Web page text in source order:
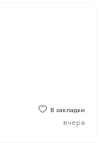
В закладки
вчера